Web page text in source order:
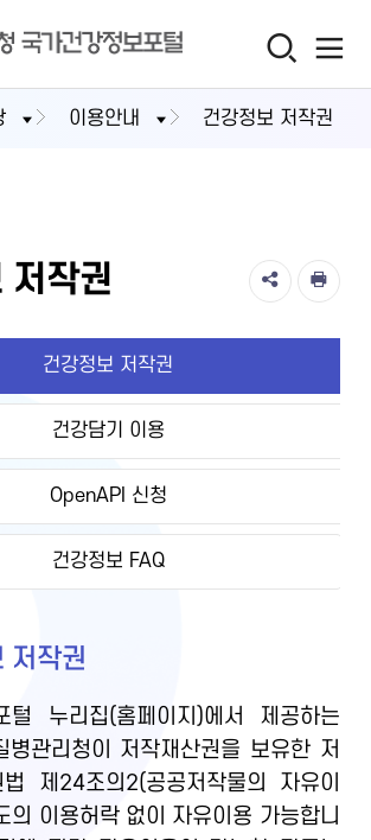
이용안내 건강정보 저작권
저작권
건강정보 저작권
건강담기 이용
OpenAPI 신청
건강정보 FAQ
저작권
털 누리집(홈페이지)에서 제공하는
병관리청이 저작재산권을 보유한 저
제24조의2(공공저작물의 자유이
의 이용허락 없이 자유이용 가능합니